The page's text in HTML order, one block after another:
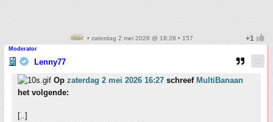
• zaterdag 2 mei 2026 @ 18:28 • 157
Moderator
Lenny77
Op zaterdag 2 mei 2026 16:27 schreef MultiBanaan
het volgende:
[..]